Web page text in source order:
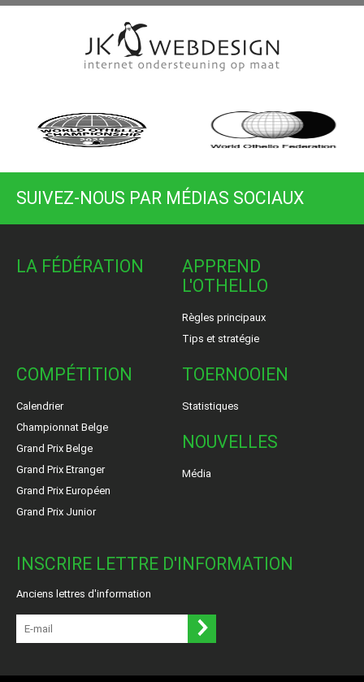
SUIVEZ-NOUS PAR MÉDIAS SOCIAUX
LA FÉDÉRATION
APPREND
L'OTHELLO
Règles principaux
Tips et stratégie
COMPÉTITION
Calendrier
Championnat Belge
Grand Prix Belge
Grand Prix Etranger
Grand Prix Européen
Grand Prix Junior
TOERNOOIEN
Statistiques
NOUVELLES
Média
INSCRIRE LETTRE D'INFORMATION
Anciens lettres d'information